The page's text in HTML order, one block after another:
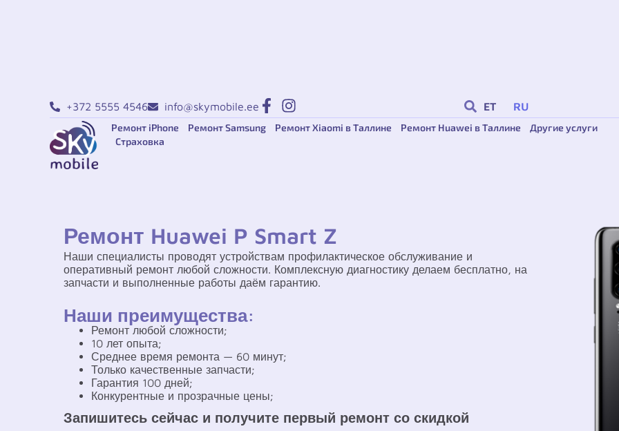
+372 5555 4546 info@skymobile.ee ET RU
Ремонт iPhone Ремонт Samsung Ремонт Xiaomi в Таллине Ремонт Huawei в Таллине
Другие услуги
Страховка
Ремонт Huawei P Smart Z
Наши специалисты проводят устройствам профилактическое обслуживание и
оперативный ремонт любой сложности. Комплексную диагностику делаем бесплатно, на
запчасти и выполненные работы даём гарантию.
Наши преимущества:
Ремонт любой сложности;
10 лет опыта;
Среднее время ремонта — 60 минут;
Только качественные запчасти;
Гарантия 100 дней;
Конкурентные и прозрачные цены;
Запишитесь сейчас и получите первый ремонт со скидкой